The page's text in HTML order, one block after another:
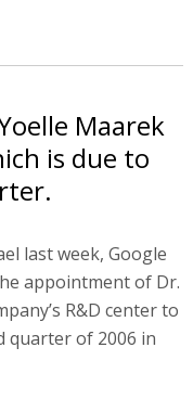
Maarek
is due to
last week, Google
appointment of Dr.
R&D center to
quarter of 2006 in